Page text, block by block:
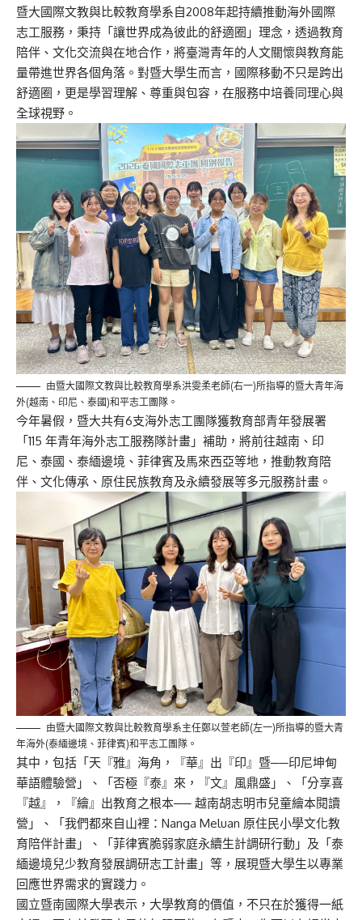
暨大國際文教與比較教育學系自2008年起持續推動海外國際
志工服務，秉持「讓世界成為彼此的舒適圈」理念，透過教育
陪伴、 文化交流與在地合作， 將臺灣青年的人文關懷與教育能
量帶進世界各個角落。 對暨大學生而言，國際移動不只是跨出
舒適圈，更是學習理解、 尊重與包容，在服務中培養同理心與
全球視野。
由暨大國際文教與比較教育學系洪雯柔老師(右一)所指導的暨大青年海
外(越南、印尼、泰國)和平志工團隊。
今年暑假，暨大共有6支海外志工團隊獲教育部青年發展署
「115 年青年海外志工服務隊計畫」補助，將前往越南、印
尼、泰國、 泰緬邊境、菲律賓及馬來西亞等地，推動教育陪
伴、文化傳承、 原住民族教育及永續發展等多元服務計畫。
由暨大國際文教與比較教育學系主任鄭以萱老師(左一)所指導的暨大青
年海外(泰緬邊境、菲律賓)和平志工團隊。
其中，包括「天『雅』海角，『華』出『印』暨──印尼坤甸
華語體驗營」、「否極『泰』來，『文』風鼎盛」、「分享喜
『越』，『繪』出教育之根本── 越南胡志明市兒童繪本閱讀
營」、「我們都來自山裡：Nanga Meluan 原住民小學文化教
育陪伴計畫」、「菲律賓脆弱家庭永續生計調研行動」及「泰
緬邊境兒少教育發展調研志工計畫」等， 展現暨大學生以專業
回應世界需求的實踐力。
國立暨南國際大學表示，大學教育的價值，不只在於獲得一紙